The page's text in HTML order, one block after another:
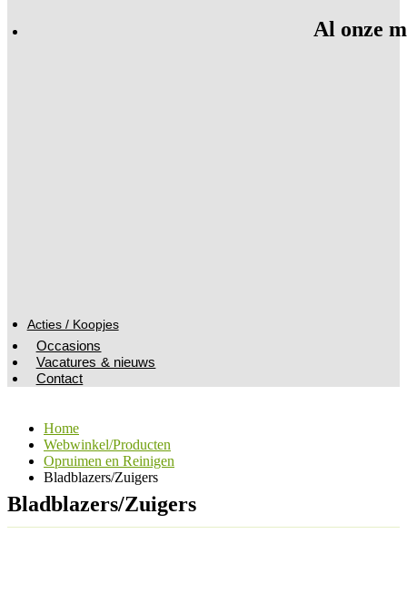
Al onze
Acties / Koopjes
Occasions
Vacatures & nieuws
Contact
Home
Webwinkel/Producten
Opruimen en Reinigen
Bladblazers/Zuigers
Bladblazers/Zuigers